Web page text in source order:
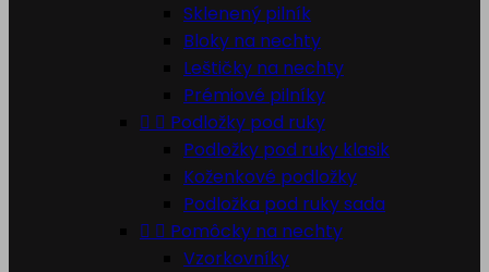
Sklenený pilník
Bloky na nechty
Leštičky na nechty
Prémiové pilníky
  Podložky pod ruky
Podložky pod ruky klasik
Koženkové podložky
Podložka pod ruky sada
  Pomôcky na nechty
Vzorkovníky